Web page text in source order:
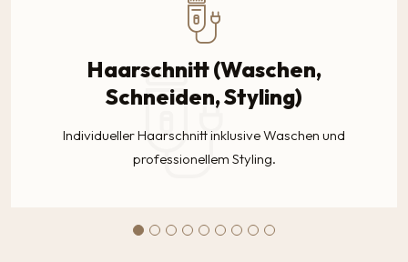
Haarschnitt (Waschen,
Schneiden, Styling)
Individueller Haarschnitt inklusive Waschen und
professionellem Styling.